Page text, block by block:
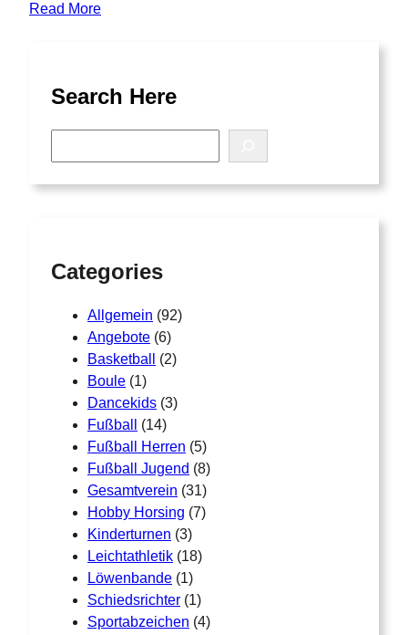
Read More
Search Here
e
a
Categories
Allgemein (92)
Angebote (6)
Basketball
(2)
Boule (1)
Dancekids (3)
Fußball
(14)
Fußball Herren (5)
Fußball Jugend (8)
Gesamtverein (31)
Hobby Horsing (7)
Kinderturnen (3)
Leichtathletik (18)
Löwenbande (1)
Schiedsrichter (1)
Sportabzeichen (4)